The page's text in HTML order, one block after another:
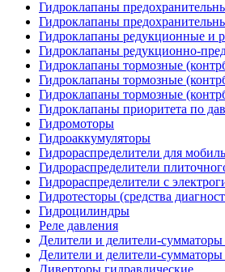
Гидроклапаны
Гидроклапаны
Гидроклапаны редукционные и
Гидроклапаны редукционно-
Гидроклапаны тормозные
Гидроклапаны тормозные
Гидроклапаны тормозные
Гидроклапаны приоритета по
Гидромоторы
Гидроаккумуляторы
Гидрораспределители для
Гидрораспределители
Гидрораспределители с
Гидротесторы (средства
Гидроцилиндры
Реле давления
Делители и делители-
Делители и делители-
Диверторы гидравлические